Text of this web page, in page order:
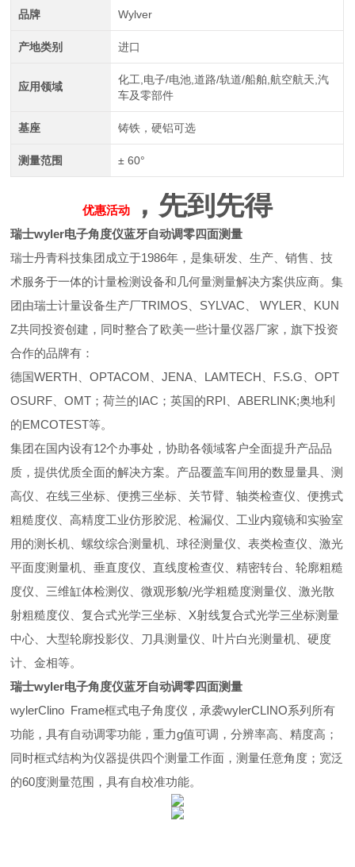
品牌 Wylver
产地类别 进口
应用领域
化工,电子/电池,道路/轨道/船舶,航空航天,汽
车及零部件
基座 铸铁，硬铝可选
测量范围 ± 60°
优惠活动，先到先得
瑞士wyler电子角度仪蓝牙自动调零四面测量
瑞士丹青科技集团成立于1986年，是集研发、生产、销售、技
术服务于一体的计量检测设备和几何量测量解决方案供应商。集
团由瑞士计量设备生产厂TRIMOS、SYLVAC、 WYLER、KUN
Z共同投资创建，同时整合了欧美一些计量仪器厂家，旗下投资
合作的品牌有：
德国WERTH、OPTACOM、JENA、LAMTECH、F.S.G、OPT
OSURF、OMT；荷兰的IAC；英国的RPI、ABERLINK;奥地利
的EMCOTEST等。
集团在国内设有12个办事处，协助各领域客户全面提升产品品
质，提供优质全面的解决方案。产品覆盖车间用的数显量具、测
高仪、在线三坐标、便携三坐标、关节臂、轴类检查仪、便携式
粗糙度仪、高精度工业仿形胶泥、检漏仪、工业内窥镜和实验室
用的测长机、螺纹综合测量机、球径测量仪、表类检查仪、激光
平面度测量机、垂直度仪、直线度检查仪、精密转台、轮廓粗糙
度仪、三维缸体检测仪、微观形貌/光学粗糙度测量仪、激光散
射粗糙度仪、复合式光学三坐标、X射线复合式光学三坐标测量
中心、大型轮廓投影仪、刀具测量仪、叶片白光测量机、硬度
计、金相等。
瑞士wyler电子角度仪蓝牙自动调零四面测量
wylerClino Frame框式电子角度仪，承袭wylerCLINO系列所有
功能，具有自动调零功能，重力g值可调，分辨率高、精度高；
同时框式结构为仪器提供四个测量工作面，测量任意角度；宽泛
的60度测量范围，具有自校准功能。